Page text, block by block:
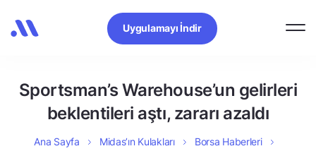
Uygulamayı İndir
Sportsman’s Warehouse’un gelirleri
beklentileri aştı, zararı azaldı
Ana Sayfa Midas’ın Kulakları
Borsa Haberleri